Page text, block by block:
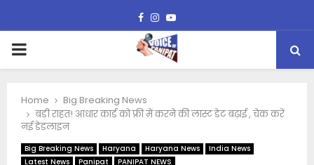
Facebook
Instagram
Youtube
PRIMARY
Home
Big Breaking News
बड़ी राहत! आधार कार्ड को फ्री में करने की लास्ट डेट बढ़ाई , चेक करें
नई डेडलाइन
Big Breaking News Haryana Haryana News
India News
Latest News
Panipat PANIPAT NEWS